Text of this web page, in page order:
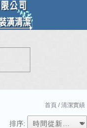
首頁/ 清潔實績
排序: